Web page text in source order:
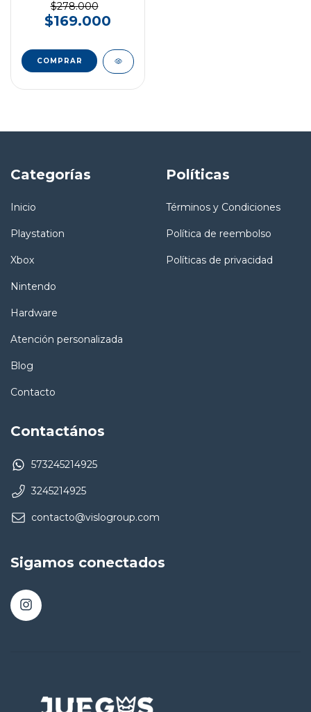
$278.000
$169.000
COMPRAR
Categorías
Inicio
Playstation
Xbox
Nintendo
Hardware
Atención personalizada
Blog
Contacto
Políticas
Términos y Condiciones
Política de reembolso
Políticas de privacidad
Contactános
573245214925
3245214925
contacto@vislogroup.com
Sigamos conectados